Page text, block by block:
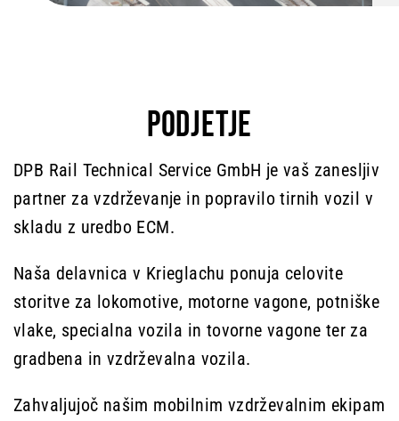
PODJETJE
DPB Rail Technical Service GmbH je vaš zanesljiv
partner za vzdrževanje in popravilo tirnih vozil v
skladu z uredbo ECM.
Naša delavnica v Krieglachu ponuja celovite
storitve za lokomotive, motorne vagone, potniške
vlake, specialna vozila in tovorne vagone ter za
gradbena in vzdrževalna vozila.
Zahvaljujoč našim mobilnim vzdrževalnim ekipam